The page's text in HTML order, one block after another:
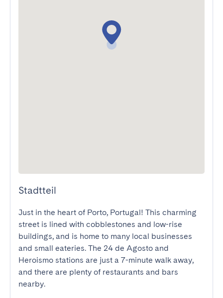
Stadtteil
Just in the heart of Porto, Portugal! This charming
street is lined with cobblestones and low-rise
buildings, and is home to many local businesses
and small eateries. The 24 de Agosto and
Heroismo stations are just a 7-minute walk away,
and there are plenty of restaurants and bars
nearby.